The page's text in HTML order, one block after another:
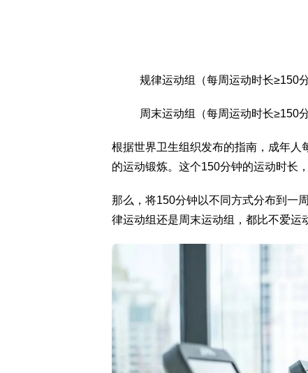
规律运动组（每周运动时长≥150
周末运动组（每周运动时长≥150
根据世界卫生组织发布的指南，成年
的运动锻炼。这个150分钟的运动时长
那么，将150分钟以不同方式分布到一
律运动组还是周末运动组，都比不爱运